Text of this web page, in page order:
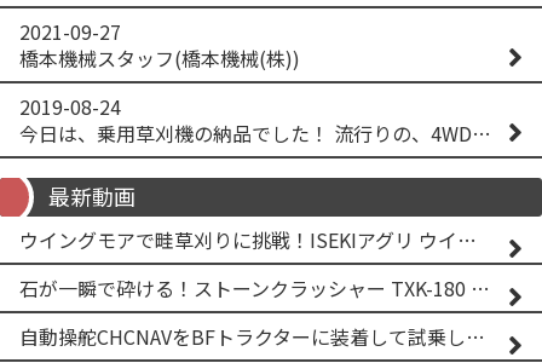
2021-09-27
橋本機械スタッフ(橋本機械(株))
2019-08-24
今日は、乗用草刈機の納品でした！ 流行りの、4WD！ #イセキアグリ #オーレック #四駆 #増税間近
最新動画
ウイングモアで畦草刈りに挑戦！ISEKIアグリ ウイングモア WM746AF
石が一瞬で砕ける！ストーンクラッシャー TXK-180 実演
自動操舵CHCNAVをBFトラクターに装着して試乗してみた！！ CHCNAV NX610